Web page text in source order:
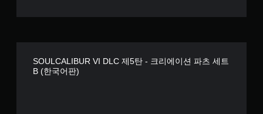
SOULCALIBUR VI DLC 제5탄 - 크리에이션 파츠 세트
B (한국어판)